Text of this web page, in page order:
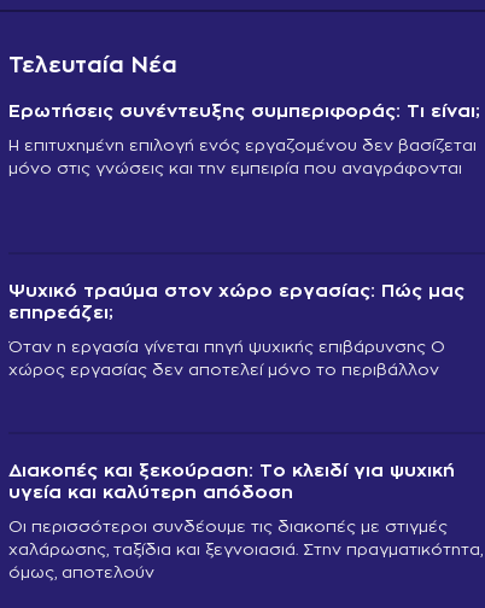
Τελευταία Νέα
Ερωτήσεις συνέντευξης συμπεριφοράς: Τι είναι;
Η επιτυχημένη επιλογή ενός εργαζομένου δεν βασίζεται
μόνο στις γνώσεις και την εμπειρία που αναγράφονται
Ψυχικό τραύμα στον χώρο εργασίας: Πώς μας
επηρεάζει;
Όταν η εργασία γίνεται πηγή ψυχικής επιβάρυνσης Ο
χώρος εργασίας δεν αποτελεί μόνο το περιβάλλον
Διακοπές και ξεκούραση: Το κλειδί για ψυχική
υγεία και καλύτερη απόδοση
Οι περισσότεροι συνδέουμε τις διακοπές με στιγμές
χαλάρωσης, ταξίδια και ξεγνοιασιά. Στην πραγματικότητα,
όμως, αποτελούν